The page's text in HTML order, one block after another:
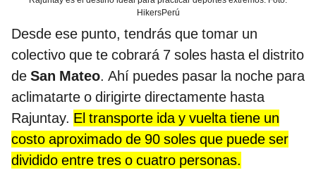
HikersPerú
Desde ese punto, tendrás que tomar un
colectivo que te cobrará 7 soles hasta el distrito
de San Mateo. Ahí puedes pasar la noche para
aclimatarte o dirigirte directamente hasta
Rajuntay. El transporte ida y vuelta tiene un
costo aproximado de 90 soles que puede ser
dividido entre tres o cuatro personas.